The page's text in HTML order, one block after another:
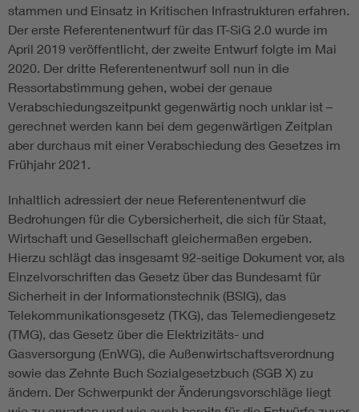
stammen und Einsatz in Kritischen Infrastrukturen erfahren.
Der erste Referentenentwurf für das IT-SiG 2.0 wurde im
April 2019 veröffentlicht, der zweite Entwurf folgte im Mai
2020. Der dritte Referentenentwurf soll nun in die
Ressortabstimmung gehen, wobei der genaue
Verabschiedungszeitpunkt gegenwärtig noch unklar ist –
gerechnet werden kann bei dem gegenwärtigen Zeitplan
aber durchaus mit einer Verabschiedung des Gesetzes im
Frühjahr 2021.
Inhaltlich adressiert der neue Referentenentwurf die
Bedrohungen für die Cybersicherheit, die sich für Staat,
Wirtschaft und Gesellschaft gleichermaßen ergeben.
Hierzu schlägt das insgesamt 92-seitige Dokument vor, als
Einzelvorschriften das Gesetz über das Bundesamt für
Sicherheit in der Informationstechnik (BSIG), das
Telekommunikationsgesetz (TKG), das Telemediengesetz
(TMG), das Gesetz über die Elektrizitäts- und
Gasversorgung (EnWG), die Außenwirtschaftsverordnung
sowie das Zehnte Buch Sozialgesetzbuch (SGB X) zu
ändern. Der Schwerpunkt der Änderungsvorschläge liegt